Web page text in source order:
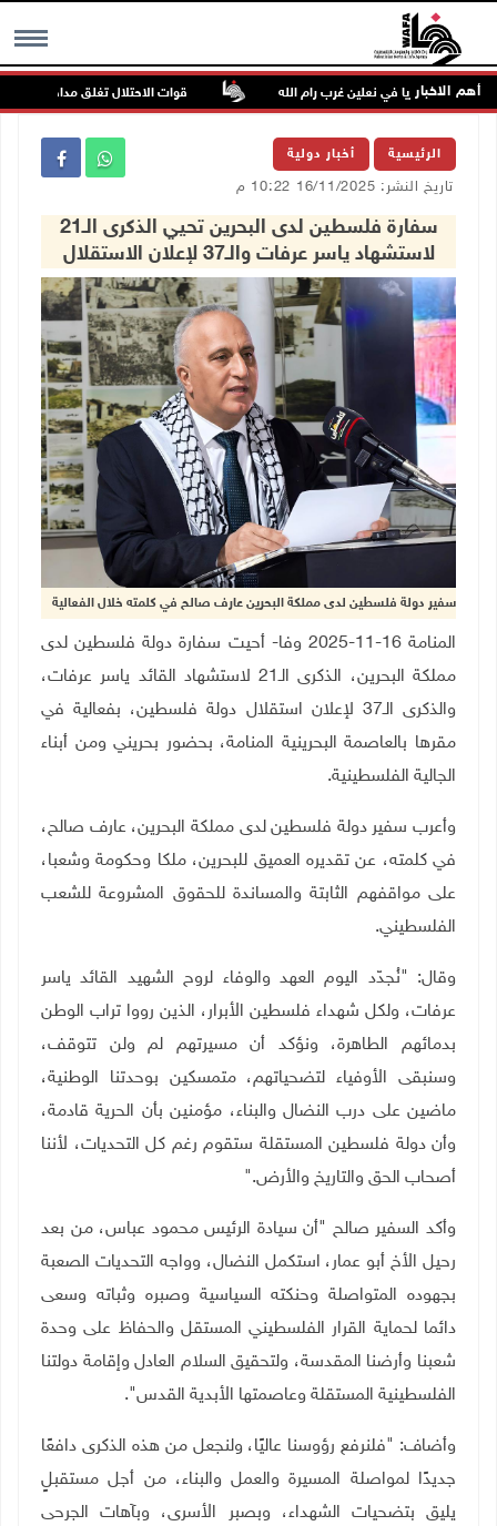
MENU أهم الاخبار
عسكريا في نعلين غرب رام الله قوات الاحتلال تغلق مداخل يعبد
الرئيسية أخبار دولية
تاريخ النشر: 16/11/2025 10:22 م
سفارة فلسطين لدى البحرين تحيي الذكرى الـ21
لاستشهاد ياسر عرفات والـ37 لإعلان الاستقلال
سفير دولة فلسطين لدى مملكة البحرين عارف صالح في كلمته خلال الفعالية
المنامة 16-11-2025 وفا- أحيت سفارة دولة فلسطين لدى
مملكة البحرين، الذكرى الـ21 لاستشهاد القائد ياسر عرفات،
والذكرى الـ37 لإعلان استقلال دولة فلسطين، بفعالية في
مقرها بالعاصمة البحرينية المنامة، بحضور بحريني ومن أبناء
الجالية الفلسطينية.
وأعرب سفير دولة فلسطين لدى مملكة البحرين، عارف صالح،
في كلمته، عن تقديره العميق للبحرين، ملكا وحكومة وشعبا،
على مواقفهم الثابتة والمساندة للحقوق المشروعة للشعب
الفلسطيني.
وقال: "نُجدّد اليوم العهد والوفاء لروح الشهيد القائد ياسر
عرفات، ولكل شهداء فلسطين الأبرار، الذين رووا تراب الوطن
بدمائهم الطاهرة، ونؤكد أن مسيرتهم لم ولن تتوقف،
وسنبقى الأوفياء لتضحياتهم، متمسكين بوحدتنا الوطنية،
ماضين على درب النضال والبناء، مؤمنين بأن الحرية قادمة،
وأن دولة فلسطين المستقلة ستقوم رغم كل التحديات، لأننا
أصحاب الحق والتاريخ والأرض".
وأكد السفير صالح "أن سيادة الرئيس محمود عباس، من بعد
رحيل الأخ أبو عمار، استكمل النضال، وواجه التحديات الصعبة
بجهوده المتواصلة وحنكته السياسية وصبره وثباته وسعى
دائما لحماية القرار الفلسطيني المستقل والحفاظ على وحدة
شعبنا وأرضنا المقدسة، ولتحقيق السلام العادل وإقامة دولتنا
الفلسطينية المستقلة وعاصمتها الأبدية القدس".
وأضاف: "فلنرفع رؤوسنا عاليًا، ولنجعل من هذه الذكرى دافعًا
جديدًا لمواصلة المسيرة والعمل والبناء، من أجل مستقبلٍ
يليق بتضحيات الشهداء، وبصبر الأسرى، وبآهات الجرحى